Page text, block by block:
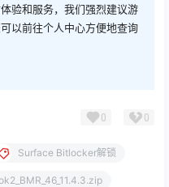
验和服务，我们强烈建议游
以前往个人中心方便地查询
0 0
Surface Bitlocker解锁